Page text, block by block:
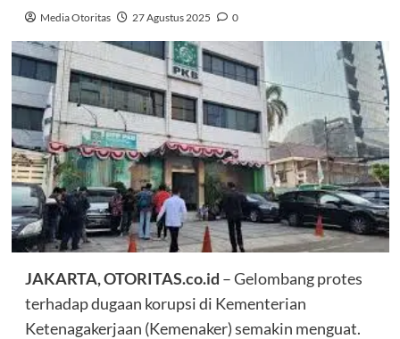
Media Otoritas 27 Agustus 2025 0
JAKARTA, OTORITAS.co.id – Gelombang protes
terhadap dugaan korupsi di Kementerian
Ketenagakerjaan (Kemenaker) semakin menguat.